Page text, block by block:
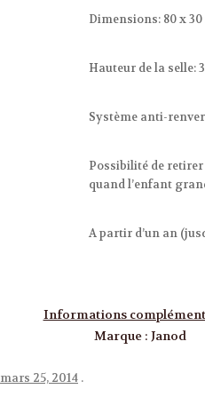
Dimensions: 80 x 30
Hauteur de la selle:
Système anti-
Possibilité de
quand l’enfant
A partir d’un an
Informations
Marque : Janod
mars 25, 2014 .